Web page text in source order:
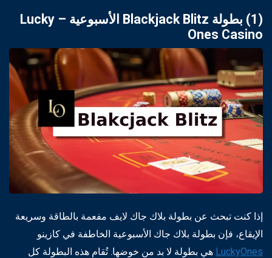
(1) بطولة Blackjack Blitz الأسبوعية – Lucky
Ones Casino
إذا كنت تبحث عن بطولة بلاك جاك لايف مفعمة بالطاقة وسريعة
الإيقاع، فإن بطولة بلاك جاك الأسبوعية الخاطفة في كازينو
LuckyOnes هي بطولة لا بد من خوضها. تُقام هذه البطولة كل